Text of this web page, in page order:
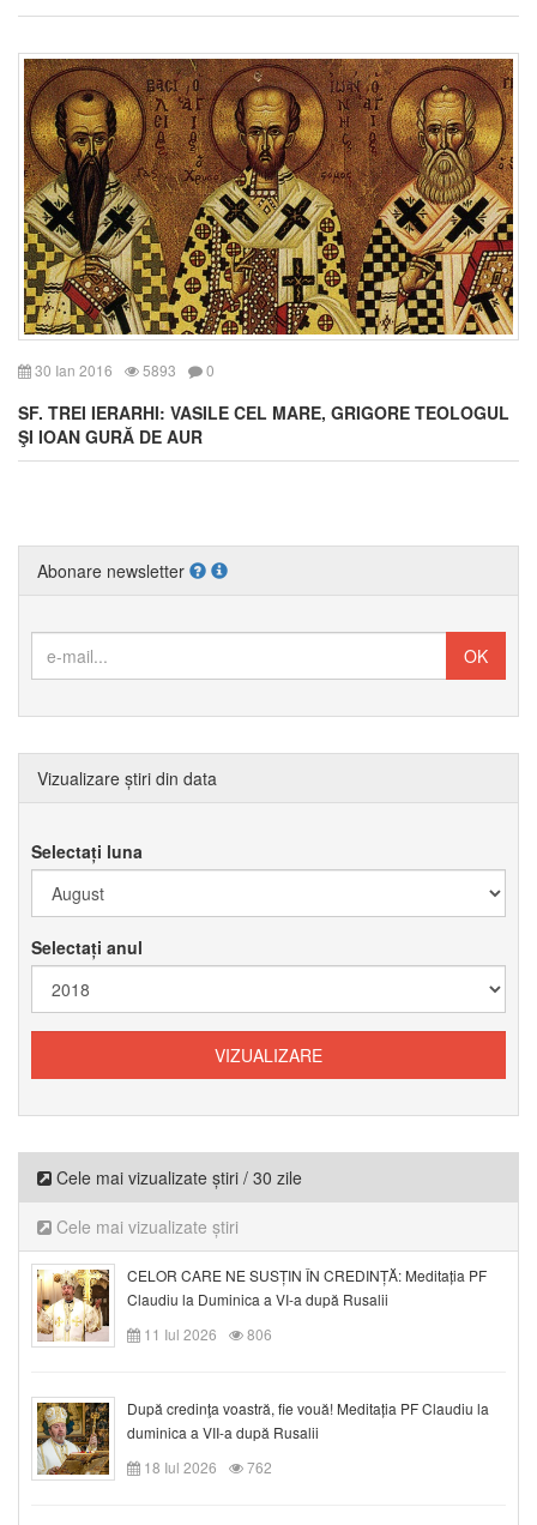
30 Ian 2016 5893 0
SF. TREI IERARHI: VASILE CEL MARE, GRIGORE TEOLOGUL
ŞI IOAN GURĂ DE AUR
Abonare newsletter
Vizualizare știri din data
Selectați luna
Selectați anul
Cele mai vizualizate știri / 30 zile
Cele mai vizualizate știri
CELOR CARE NE SUSȚIN ÎN CREDINȚĂ: Meditația PF
Claudiu la Duminica a VI-a după Rusalii
11 Iul 2026
806
După credinţa voastră, fie vouă! Meditația PF Claudiu la
duminica a VII-a după Rusalii
18 Iul 2026
762